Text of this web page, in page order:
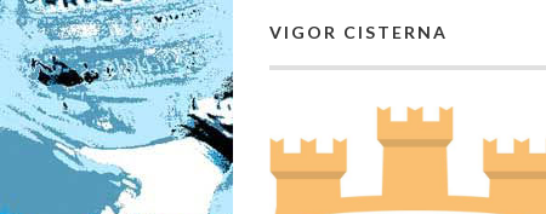
VIGOR CISTERNA